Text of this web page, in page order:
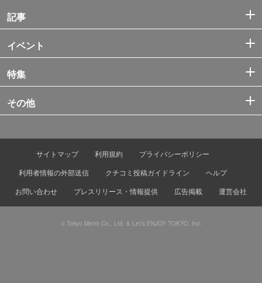
記事
イベント
特集
その他
サイトマップ 利用規約
プライバシーポリシー
利用者情報の外部送信
クチコミ投稿ガイドライン
ヘルプ
お問い合わせ
プレスリリース・情報提供 広告掲載 運営会社
© Tokyo Metro Co., Ltd. & Let’s ENJOY TOKYO, Inc.